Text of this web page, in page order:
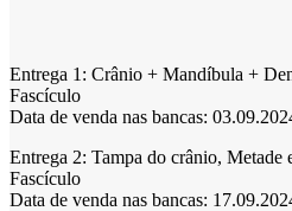
Entrega 1: Crânio + Mandíbula +
Fascículo
Data de venda nas bancas:
Entrega 2: Tampa do crânio, Metade
Fascículo
Data de venda nas bancas: